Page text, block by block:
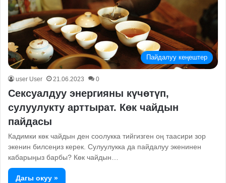
Пайдалуу кеңештер
user User 21.06.2023 0
Сексуалдуу энергияны күчөтүп,
сулуулукту арттырат. Көк чайдын
пайдасы
Кадимки көк чайдын ден соолукка тийгизген оң таасири зор
экенин билсеңиз керек. Сулуулукка да пайдалуу экенинен
кабарыңыз барбы? Көк чайдын…
Дагы окуу »